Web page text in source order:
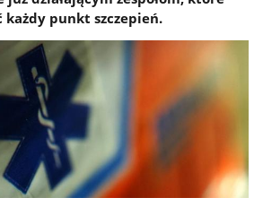
punkt szczepień.